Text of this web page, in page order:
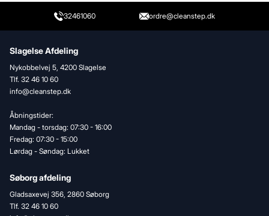
32461060 ordre@cleanstep.dk
Slagelse Afdeling
Nykobbelvej 5, 4200 Slagelse
Tlf. 32 46 10 60
info@cleanstep.dk
Åbningstider:
Mandag - torsdag: 07:30 - 16:00
Fredag: 07:30 - 15:00
Lørdag - Søndag: Lukket
Søborg afdeling
Gladsaxevej 356, 2860 Søborg
Tlf. 32 46 10 60